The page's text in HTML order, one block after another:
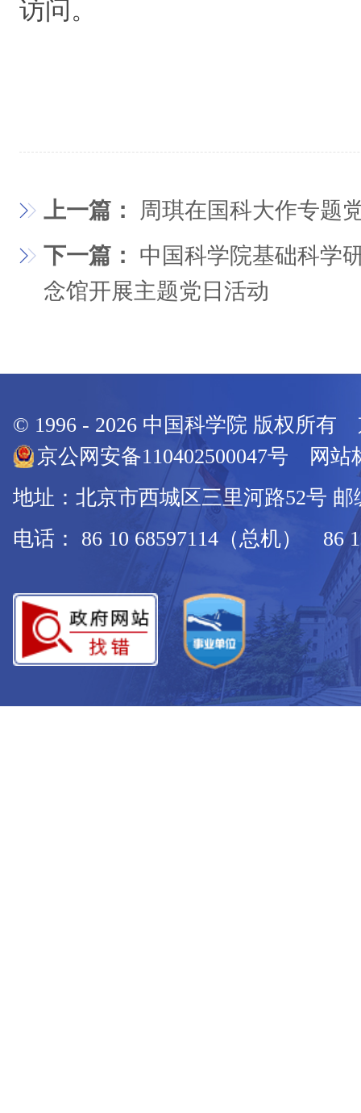
访问。
上一篇： 周琪在国科大作专题
下一篇： 中国科学院基础科学
念馆开展主题党日活动
© 1996 - 2026 中国科学院 版权所有
京公网安备110402500047号 网站
地址：北京市西城区三里河路52号 邮
电话： 86 10 68597114（总机） 86